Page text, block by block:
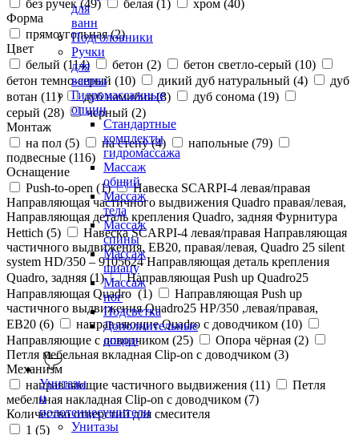
для
ванн
Подголовники
Ручки
для
ванны
Гидромассажные
опции
Стандартные
комплекты
гидромассажа
Массаж
общий
Массаж
тела
Массаж
спины
Массаж
шиацу
Массаж
ног
Подсветка
Дополнительные
опции
Унитазы
и
полотенцесушители
Унитазы
без ручек (49) белая (1) хром (40)
Форма
прямоугольная (2)
Цвет
белый (114) бетон (2) бетон светло-серый (10)
бетон темно-серый (10) дикий дуб натуральный (4)
дуб
вотан (11) дуб намибия (8) дуб сонома (19)
серый (28) черный (2)
Монтаж
на пол (5) на стену (4) напольные (79)
подвесные (116)
Оснащение
Push-to-open (1)
Навеска SCARPI-4 левая/правая
Направляющая частичного выдвижения Quadro правая/левая,
Направляющая деталь крепления Quadro, задняя Фурнитура
Hettich (5)
Навеска SCARPI-4 левая/правая Направляющая
частичного выдвижения, ЕВ20, правая/левая, Quadro 25 silent
system HD/350 – 9105624 Направляющая деталь крепления
Quadro, задняя (1)
Направляющая Push up Quadro25
Направляющая Quadro (1)
Направляющая Push up
частичного выдвижения Quadro25 НР/350 ,левая/правая,
ЕВ20 (6) направляющие Quadro с доводчиком (10)
Направляющие с доводчиком (25) Опора чёрная (2)
Петля мебельная вкладная Clip-on с доводчиком (3)
Механизм
направляющие частичного выдвижения (11)
Петля
мебельная накладная Clip-on с доводчиком (7)
Количество отверстий для смесителя
1 (5)